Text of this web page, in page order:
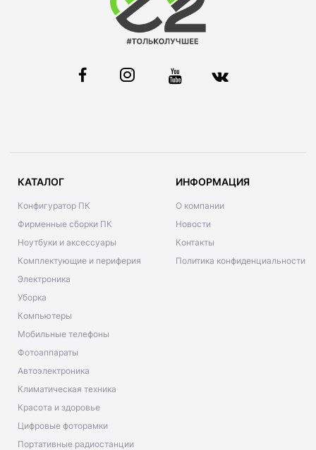
КАТАЛОГ
Конфигуратор ПК
Фирменные сборки ПК
Ноутбуки и аксессуары
Комплектующие и периферия
Электроника
Уборка
Компьютеры
Мобильные телефоны
Фотоаппараты
Автоэлектроника
Климатическая техника
Красота и здоровье
Цифровые фоторамки
Портативные радиостанции
ИНФОРМАЦИЯ
О компании
Новости
Контакты
Политика конфиденциальности